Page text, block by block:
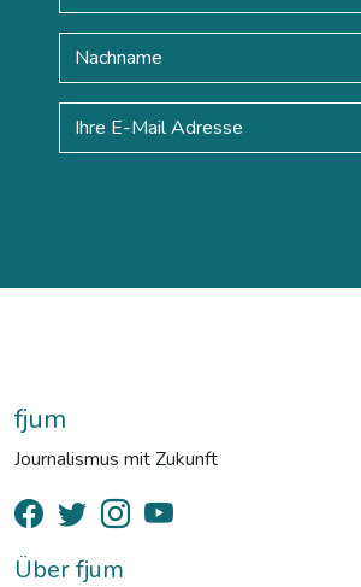
fjum
Journalismus mit Zukunft
Über fjum